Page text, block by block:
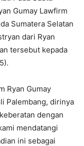
Gumay Lawfirm
Sumatera Selatan
dari Ryan
tersebut kepada
Ryan Gumay
Palembang, dirinya
dengan
mendatangi
ini sebagai